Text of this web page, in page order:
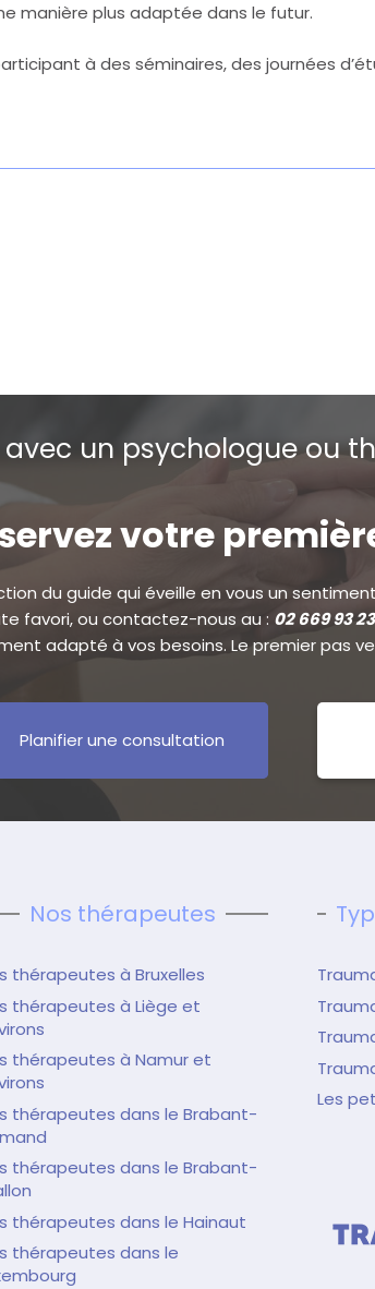
manière plus adaptée dans le futur.
à des séminaires, des journées
avec un psychologue ou
votre
du guide qui éveille en vous un
favori, ou contactez-nous au : 02 669 93 23
adapté à vos besoins. Le premier pas
Planifier une consultation
Nos thérapeutes
thérapeutes à Bruxelles
thérapeutes à Liège et
thérapeutes à Namur et
thérapeutes dans le Brabant-
thérapeutes dans le Brabant-
thérapeutes dans le Hainaut
thérapeutes dans le
Les